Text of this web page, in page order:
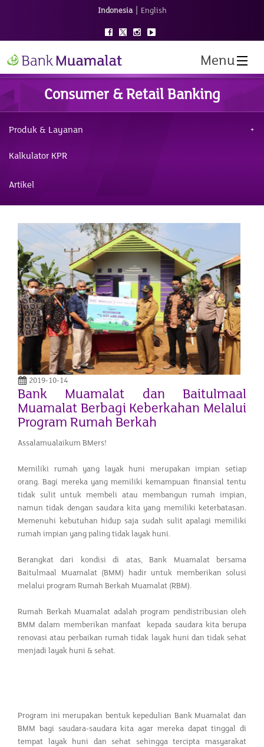
Indonesia | English
Menu
Consumer & Retail Banking
Produk & Layanan
Kalkulator KPR
Artikel
2019-10-14
Bank Muamalat dan Baitulmaal
Muamalat Berbagi Keberkahan Melalui
Program Rumah Berkah
Assalamualaikum BMers!
Memiliki rumah yang layak huni merupakan impian setiap
orang. Bagi mereka yang memiliki kemampuan finansial tentu
tidak sulit untuk membeli atau membangun rumah impian,
namun tidak dengan saudara kita yang memiliki keterbatasan.
Memenuhi kebutuhan hidup saja sudah sulit apalagi memiliki
rumah impian yang paling tidak layak huni.
Berangkat dari kondisi di atas, Bank Muamalat bersama
Baitulmaal Muamalat (BMM) hadir untuk memberikan solusi
melalui program Rumah Berkah Muamalat (RBM).
Rumah Berkah Muamalat adalah program pendistribusian oleh
BMM dalam memberikan manfaat kepada saudara kita berupa
renovasi atau perbaikan rumah tidak layak huni dan tidak sehat
menjadi layak huni & sehat.
Program ini merupakan bentuk kepedulian Bank Muamalat dan
BMM bagi saudara-saudara kita agar mereka dapat tinggal di
tempat layak huni dan sehat sehingga tercipta masyarakat